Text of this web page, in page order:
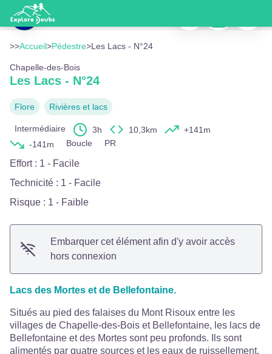
Les Lacs - N°24
Voir l'image en plein écran
>>Accueil>Pédestre>Les Lacs - N°24
Chapelle-des-Bois
Les Lacs - N°24
Flore Rivières et lacs
Intermédiaire 3h 10,3km
+141m
-141m
Boucle PR
Effort: 1 - Facile
Technicité : 1 - Facile
Risque : 1 - Faible
Embarquer cet élément afin d'y avoir accès
hors connexion
Lacs des Mortes et de Bellefontaine.
Situés au pied des falaises du Mont Risoux entre les
villages de Chapelle-des-Bois et Bellefontaine, les lacs de
Bellefontaine et des Mortes sont peu profonds. Ils sont
alimentés par quatre sources et les eaux de ruissellement.